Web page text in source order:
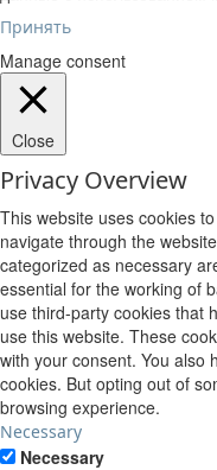
Принять
Manage consent
Close
Privacy Overview
This website uses cookies
navigate through the
categorized as necessary
essential for the working of
use third-party cookies that
use this website. These
with your consent. You also
cookies. But opting out of
browsing experience.
Necessary
Necessary